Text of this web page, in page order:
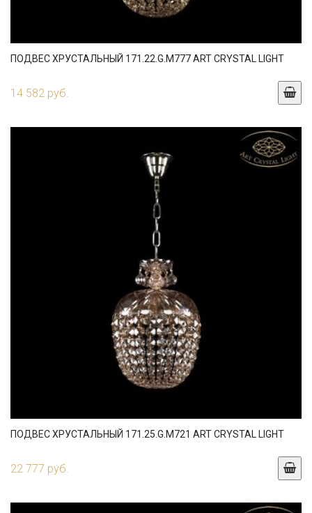
ПОДВЕС ХРУСТАЛЬНЫЙ 171.22.G.M777 ART CRYSTAL LIGHT
14 582 руб.
ПОДВЕС ХРУСТАЛЬНЫЙ 171.25.G.M721 ART CRYSTAL LIGHT
22 777 руб.